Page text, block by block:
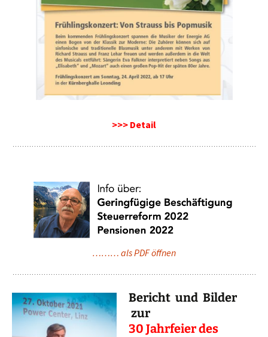
>>> Detail
……… als PDF öffnen
Bericht und Bilder
zur
30 Jahrfeier des